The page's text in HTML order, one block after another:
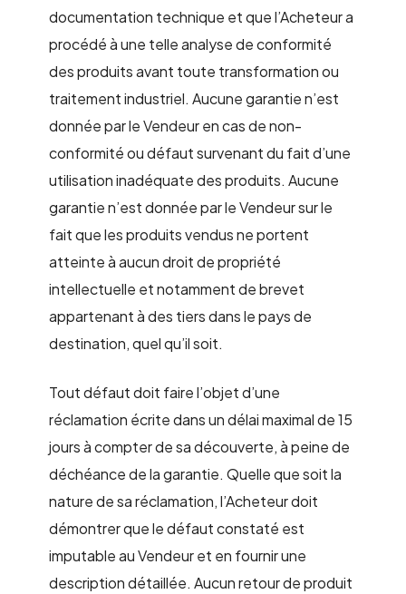
documentation technique et que l’Acheteur a
procédé à une telle analyse de conformité
des produits avant toute transformation ou
traitement industriel. Aucune garantie n’est
donnée par le Vendeur en cas de non-
conformité ou défaut survenant du fait d’une
utilisation inadéquate des produits. Aucune
garantie n’est donnée par le Vendeur sur le
fait que les produits vendus ne portent
atteinte à aucun droit de propriété
intellectuelle et notamment de brevet
appartenant à des tiers dans le pays de
destination, quel qu’il soit.
Tout défaut doit faire l’objet d’une
réclamation écrite dans un délai maximal de 15
jours à compter de sa découverte, à peine de
déchéance de la garantie. Quelle que soit la
nature de sa réclamation, l’Acheteur doit
démontrer que le défaut constaté est
imputable au Vendeur et en fournir une
description détaillée. Aucun retour de produit